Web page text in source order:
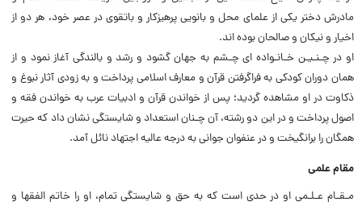
مادرش دختر یکی از علمای محل و بانویی پرهیزکار و باتقوی در عصر خود، هر دو از
اخیار و نیکان و صالحان بوده اند.
او در چـنـیـن خـانـواده ای چـشم به جهان گشود و رشد و بالندگی آغاز نمود و از
همان دوران کودکی به فراگرفتن قرآن و معارف اسلامی پرداخت و به زودی آثار نبوغ و
ذکاوت در او مشاهده گردید؛ پس از خواندن قرآن و ادبیات عرب به خواندن فقه و
اصول پرداخت و در این دو رشته، آن چـنان استعداد و شایستگی نشان داد که حیرت
همگان را برانگیخت و در عنفوان جوانی به درجه عالیه اجتهاد نائل آمد.
مقام علمی
مـقـام عـلـمی او در حدی است که به حق و شایستگی تمام، او را خاتم الفقها و